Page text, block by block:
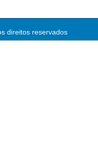
direitos reservados